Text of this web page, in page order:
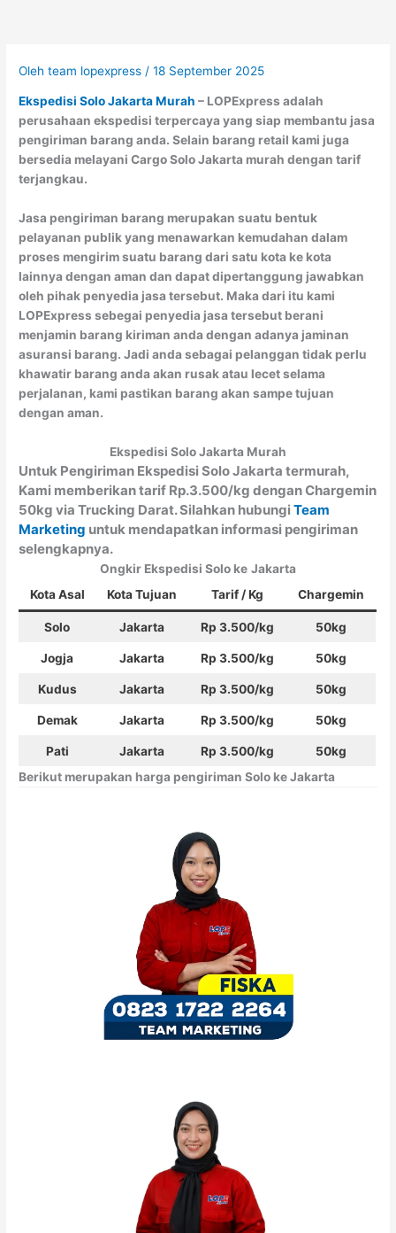
Olehteam lopexpress /18 September 2025
Ekspedisi Solo Jakarta Murah – LOPExpress adalah
perusahaan ekspedisi terpercaya yang siap membantu jasa
pengiriman barang anda. Selain barang retail kami juga
bersedia melayani Cargo Solo Jakarta murah dengan tarif
terjangkau.
Jasa pengiriman barang merupakan suatu bentuk
pelayanan publik yang menawarkan kemudahan dalam
proses mengirim suatu barang dari satu kota ke kota
lainnya dengan aman dan dapat dipertanggung jawabkan
oleh pihak penyedia jasa tersebut. Maka dari itu kami
LOPExpress sebegai penyedia jasa tersebut berani
menjamin barang kiriman anda dengan adanya jaminan
asuransi barang. Jadi anda sebagai pelanggan tidak perlu
khawatir barang anda akan rusak atau lecet selama
perjalanan, kami pastikan barang akan sampe tujuan
dengan aman.
Ekspedisi Solo Jakarta Murah
Untuk Pengiriman Ekspedisi Solo Jakarta termurah,
Kami memberikan tarif Rp.3.500/kg dengan Chargemin
50kg via Trucking Darat. Silahkan hubungiTeam
Marketing untuk mendapatkan informasi pengiriman
selengkapnya.
Ongkir Ekspedisi Solo ke Jakarta
Kota Asal
Kota Tujuan Tarif / Kg Chargemin
Solo Jakarta Rp 3.500/kg 50kg
Jogja Jakarta Rp 3.500/kg 50kg
Kudus Jakarta Rp 3.500/kg 50kg
Demak Jakarta Rp 3.500/kg 50kg
Pati Jakarta Rp 3.500/kg
50kg
Berikut merupakan harga pengiriman Solo ke Jakarta